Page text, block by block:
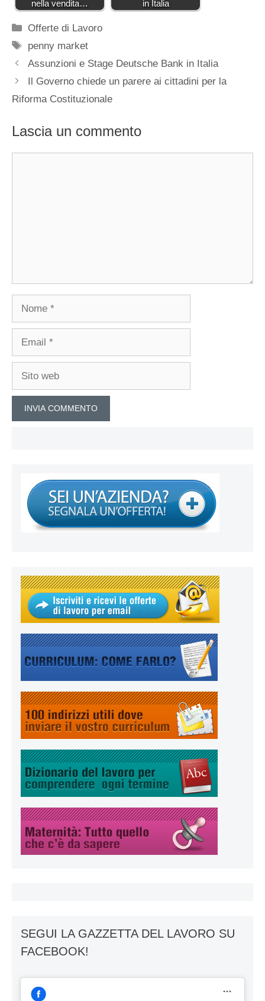
nella vendita… in Italia
Categorie
Offerte di Lavoro
Tag
penny market
Assunzioni e Stage Deutsche Bank in Italia
Il Governo chiede un parere ai cittadini per la
Riforma Costituzionale
Lascia un commento
Nome
Email
Sito
SEGUI LA GAZZETTA DEL LAVORO SU
FACEBOOK!